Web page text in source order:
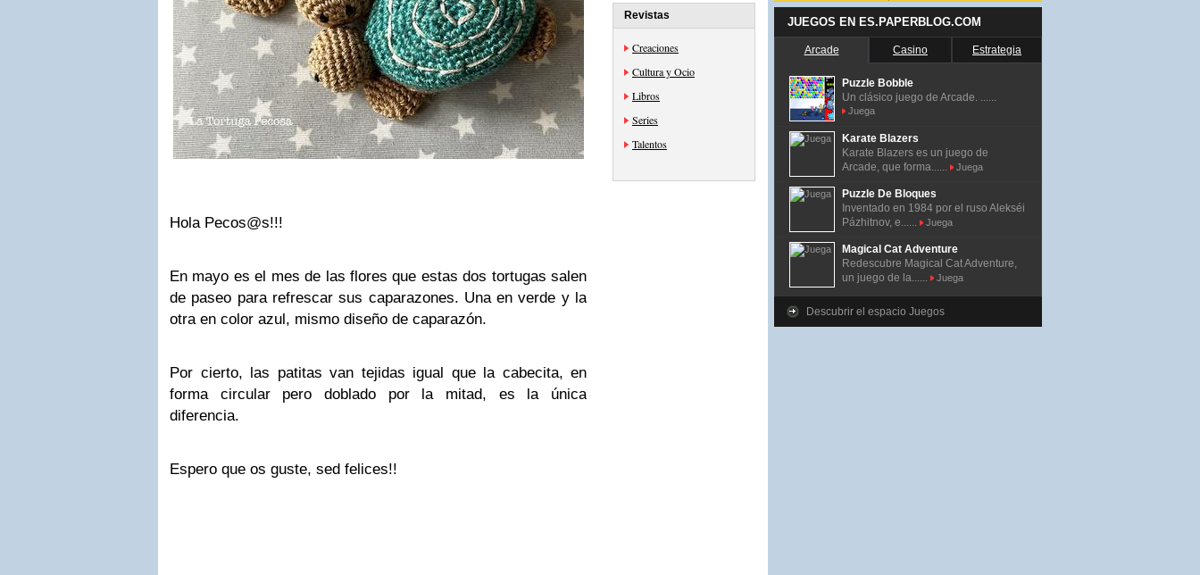
Hola Pecos@s!!!
En mayo es el mes de las flores que estas dos tortugas salen
de paseo para refrescar sus caparazones. Una en verde y la
otra en color azul, mismo diseño de caparazón.
Por cierto, las patitas van tejidas igual que la cabecita, en
forma circular pero doblado por la mitad, es la única
diferencia.
Espero que os guste, sed felices!!
Revistas
Creaciones
Cultura y Ocio
Libros
Series
Talentos
JUEGOS EN ES.PAPERBLOG.COM
Arcade Casino Estrategia
Puzzle Bobble
Un clásico juego de Arcade. ......
Juega
Karate Blazers
Karate Blazers es un juego de
Arcade, que forma......
Juega
Puzzle De Bloques
Inventado en 1984 por el ruso Alekséi
Pázhitnov, e......
Juega
Magical Cat Adventure
Redescubre Magical Cat Adventure,
un juego de la......
Juega
Descubrir el espacio Juegos